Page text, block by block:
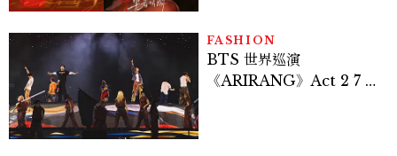
FASHION
BTS 世界巡演
《ARIRANG》Act 2 7 位